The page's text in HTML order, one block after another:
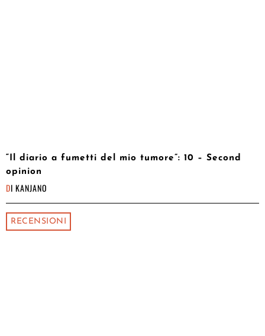
“Il diario a fumetti del mio tumore”: 10 – Second
opinion
DI KANJANO
RECENSIONI